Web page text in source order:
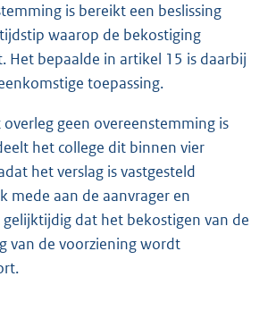
is bereikt een beslissing
waarop de bekostiging
Het bepaalde in artikel 15 is daarbij
toepassing.
overleg geen overeenstemming is
het college dit binnen vier
het verslag is vastgesteld
mede aan de aanvrager en
dat het bekostigen van de
van de voorziening wordt